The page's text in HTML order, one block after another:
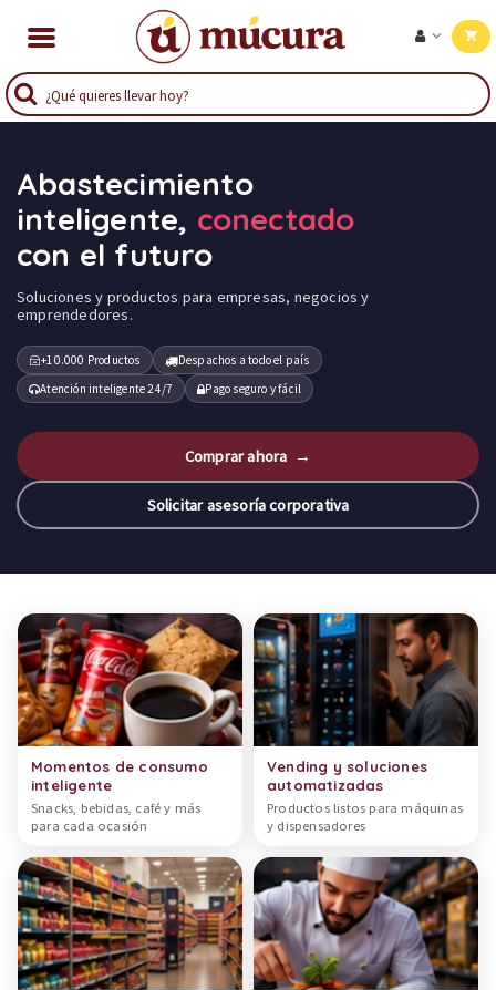
Abastecimiento
inteligente, conectado
con el futuro
Soluciones y productos para empresas, negocios y
emprendedores.
+10.000 Productos
Despachos a todo el país
Atención inteligente 24/7
Pago seguro y fácil
Comprar ahora →
Solicitar asesoría corporativa
Categorías de productos
Momentos de consumo
inteligente
Snacks, bebidas, café y más
para cada ocasión
Vending y soluciones
automatizadas
Productos listos para máquinas
y dispensadores